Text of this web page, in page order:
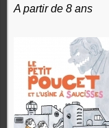
A partir de 8 ans